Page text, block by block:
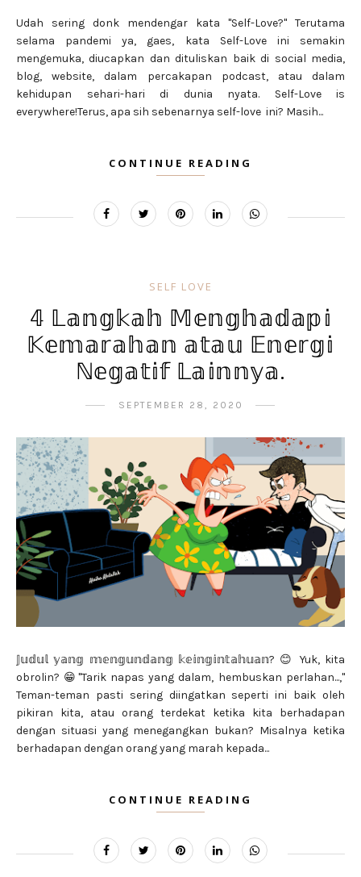
Udah sering donk mendengar kata "Self-Love?" Terutama
selama pandemi ya, gaes, kata Self-Love ini semakin
mengemuka, diucapkan dan dituliskan baik di social media,
blog, website, dalam percakapan podcast, atau dalam
kehidupan sehari-hari di dunia nyata. Self-Love is
everywhere!Terus, apa sih sebenarnya self-love ini? Masih...
CONTINUE READING
SELF LOVE
𝟜 𝕃𝕒𝕟𝕘𝕜𝕒𝕙 𝕄𝕖𝕟𝕘𝕙𝕒𝕕𝕒𝕡𝕚
𝕂𝕖𝕞𝕒𝕣𝕒𝕙𝕒𝕟 𝕒𝕥𝕒𝕦 𝔼𝕟𝕖𝕣𝕘𝕚
ℕ𝕖𝕘𝕒𝕥𝕚𝕗 𝕃𝕒𝕚𝕟𝕟𝕪𝕒.
SEPTEMBER 28, 2020
𝕁𝕦𝕕𝕦𝕝 𝕪𝕒𝕟𝕘 𝕞𝕖𝕟𝕘𝕦𝕟𝕕𝕒𝕟𝕘 𝕜𝕖𝕚𝕟𝕘𝕚𝕟𝕥𝕒𝕙𝕦𝕒𝕟? 😊 Yuk, kita
obrolin? 😁"Tarik napas yang dalam, hembuskan perlahan...,"
Teman-teman pasti sering diingatkan seperti ini baik oleh
pikiran kita, atau orang terdekat ketika kita berhadapan
dengan situasi yang menegangkan bukan? Misalnya ketika
berhadapan dengan orang yang marah kepada...
CONTINUE READING